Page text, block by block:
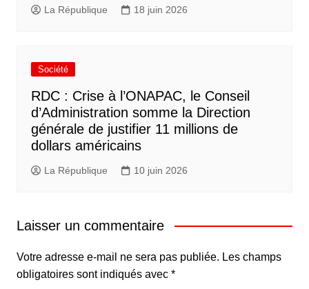
La République 18 juin 2026
Société
RDC : Crise à l’ONAPAC, le Conseil
d’Administration somme la Direction
générale de justifier 11 millions de
dollars américains
La République 10 juin 2026
Laisser un commentaire
Votre adresse e-mail ne sera pas publiée. Les champs
obligatoires sont indiqués avec *